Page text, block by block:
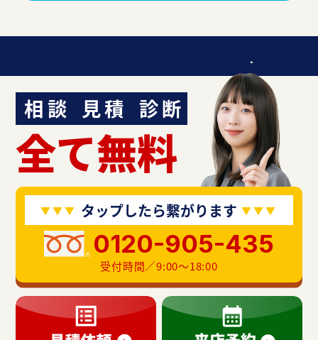
迷ったら聞いてみよう！
相談 見積 診断
全て無料
タップしたら繋がります
0120-905-435
受付時間／9:00〜18:00